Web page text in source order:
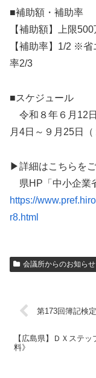
■補助額・補助率
【補助額】上限500
【補助率】1/2 ※
率2/3
■スケジュール
令和８年６月12
月4日～９月25日（
▶詳細はこちらを
県HP「中小企業
https://
r8.html
会議所からのお知らせ
第173回簿記検
【広島県】ＤＸステ
料》